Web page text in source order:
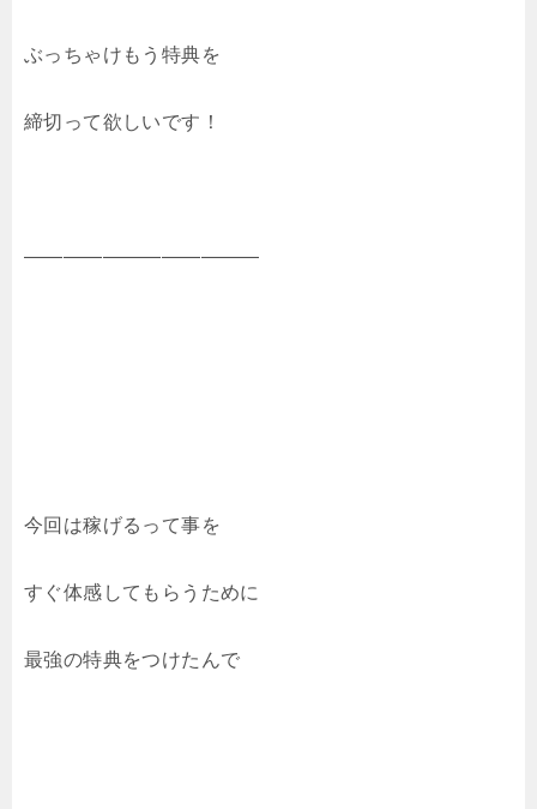
ぶっちゃけもう特典を
締切って欲しいです！
――――――――――――
今回は稼げるって事を
すぐ体感してもらうために
最強の特典をつけたんで